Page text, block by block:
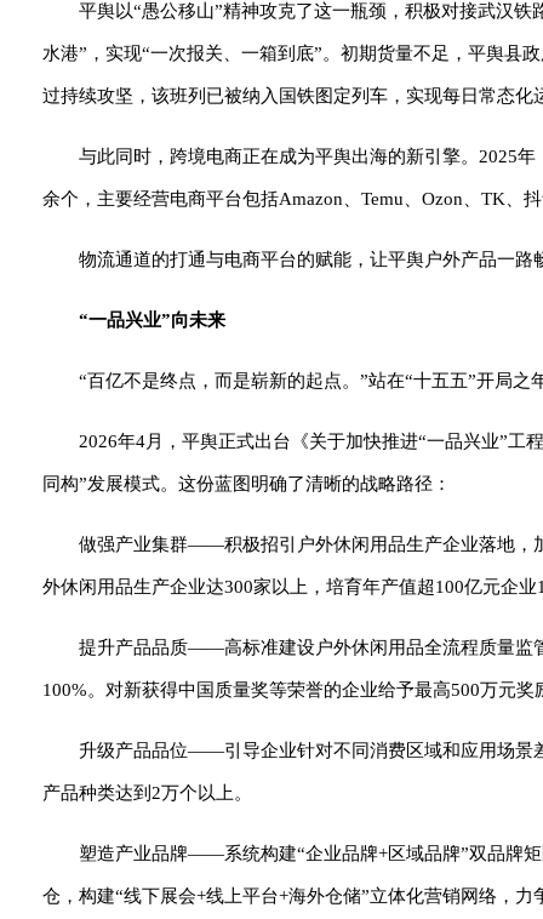
平舆以“愚公移山”精神攻克了这一瓶颈，积极对接武汉
水港”，实现“一次报关、一箱到底”。初期货量不足，平舆县
过持续攻坚，该班列已被纳入国铁图定列车，实现每日常态化
与此同时，跨境电商正在成为平舆出海的新引擎。2025
余个，主要经营电商平台包括Amazon、Temu、Ozon、TK、
物流通道的打通与电商平台的赋能，让平舆户外产品一
“一品兴业”向未来
“百亿不是终点，而是崭新的起点。”站在“十五五”开局
2026年4月，平舆正式出台《关于加快推进“一品兴业”工
同构”发展模式。这份蓝图明确了清晰的战略路径：
做强产业集群——积极招引户外休闲用品生产企业落地，
外休闲用品生产企业达300家以上，培育年产值超100亿元企
提升产品品质——高标准建设户外休闲用品全流程质量监
100%。对新获得中国质量奖等荣誉的企业给予最高500万元奖
升级产品品位——引导企业针对不同消费区域和应用场景
产品种类达到2万个以上。
塑造产业品牌——系统构建“企业品牌+区域品牌”双品牌
仓，构建“线下展会+线上平台+海外仓储”立体化营销网络，力